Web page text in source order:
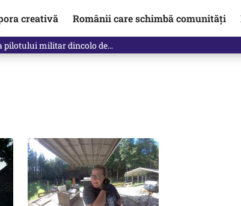
creativă Românii care schimbă comunități
pilotului militar dincolo de…